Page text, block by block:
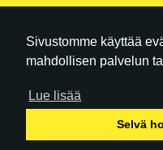
Sivustomme käyttää
mahdollisen palvelun
Lue lisää
Selvä